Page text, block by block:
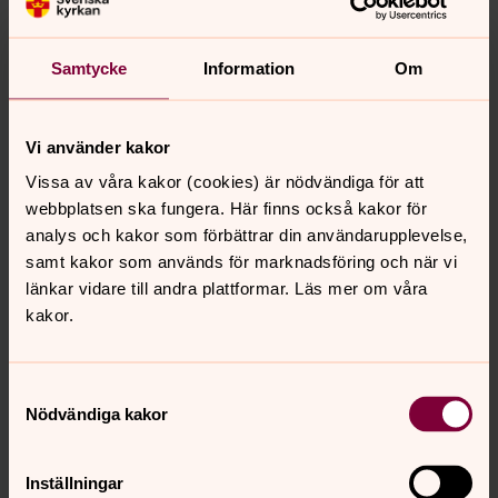
Samtycke Information Om
Vi använder kakor
Vissa av våra kakor (cookies) är nödvändiga för att
webbplatsen ska fungera. Här finns också kakor för
analys och kakor som förbättrar din användarupplevelse,
samt kakor som används för marknadsföring och när vi
länkar vidare till andra plattformar. Läs mer om våra
kakor.
Nödvändiga kakor
Inställningar
Ändra inställningar
Kontakt
Kontakt
Församlingskansli
Öppet mån, tis, tors, fre kl. 09.30-12.00
Telefon: 0532-60 78 80
Besöksadress: Åmåls församlingshem,
Karlstadsvägen 4, Åmål
amals.forsamling@svenskakyrkan.se
(läses under